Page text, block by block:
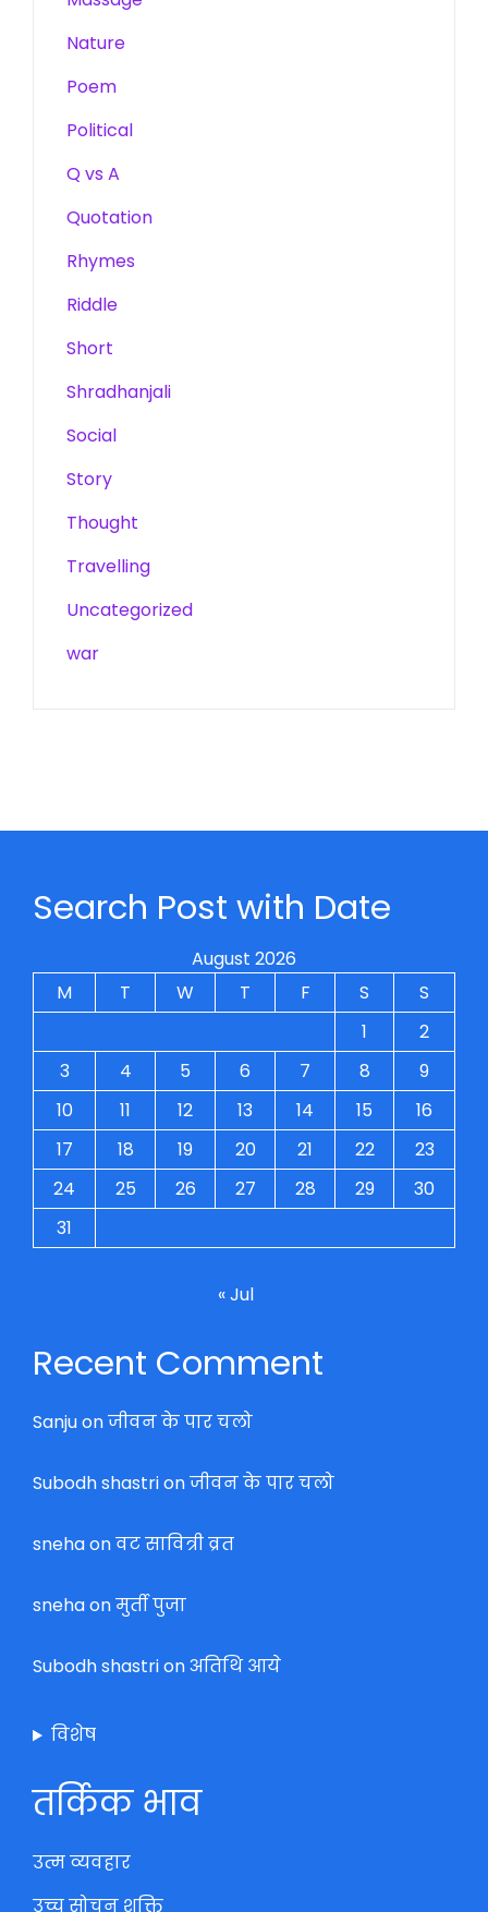
Nature
Poem
Political
Q vs A
Quotation
Rhymes
Riddle
Short
Shradhanjali
Social
Story
Thought
Travelling
Uncategorized
war
Search Post with Date
August 2026
M
T W T F S
S
1
2
3
4 5 6 7 8
9
10
11 12 13 14 15
16
17
18 19 20 21 22
23
24
25 26 27 28 29
30
31
« Jul
Recent Comment
Sanjuonजीवन के पार चलो
Subodh shastrionजीवन के पार चलो
snehaonवट सावित्री व्रत
snehaonमुर्ती पुजा
Subodh shastrionअतिथि आये
विशेष
तर्किक भाव
उत्म व्यवहार
उच्च सोचन शक्ति